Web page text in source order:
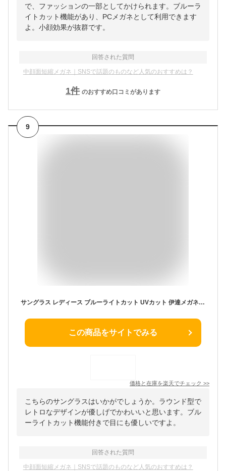
で、ファッションの一部としてかけられます。ブルーラ
イトカット機能があり、PCメガネとして利用できます
よ。小顔効果が抜群です。
回答された質問
中顔面短縮メガネ｜SNSで話題のものなど人気のおすすめは？
1件 のおすすめ口コミがあります
9
サングラス レディース ブルーライトカット UVカット 伊達メガネ だてめがね PCメガネ 眼鏡 おしゃれ かわいい 可愛い 小顔効果 運転 レトロ クリアレンズ 紫外線 対策 女性 ラウンド 丸眼鏡 鯖江メーカーデザイン GG eyewear 5336P
この商品をサイトでみる
価格と在庫を楽天でチェック >>
こちらのサングラスはいかがでしょうか。ラウンド型で
レトロなデザインが優しげでかわいいと思います。ブル
ーライトカット機能付きで目にも優しいですよ。
回答された質問
中顔面短縮メガネ｜SNSで話題のものなど人気のおすすめは？